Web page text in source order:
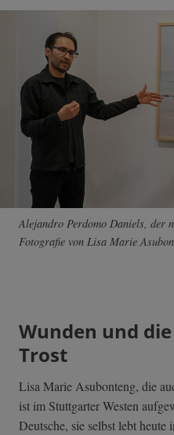
Alejandro Perdomo Daniels, der
Fotografie von Lisa Marie
Wunden und
Trost
Lisa Marie Asubonteng, die
ist im Stuttgarter Westen
Deutsche, sie selbst lebt